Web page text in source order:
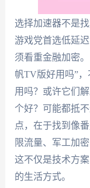
选择加速器不是
游戏党首选低延
须看重金融加密
帆TV版好用吗”
用吗？或许它们
个好？可能都抵
点，在于找到像
限流量、军工加
这不仅是技术方
的生活方式。